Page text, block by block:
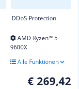
DDoS Protection
AMD Ryzen™ 5
9600X
Alle Funktionen
€ 269,42